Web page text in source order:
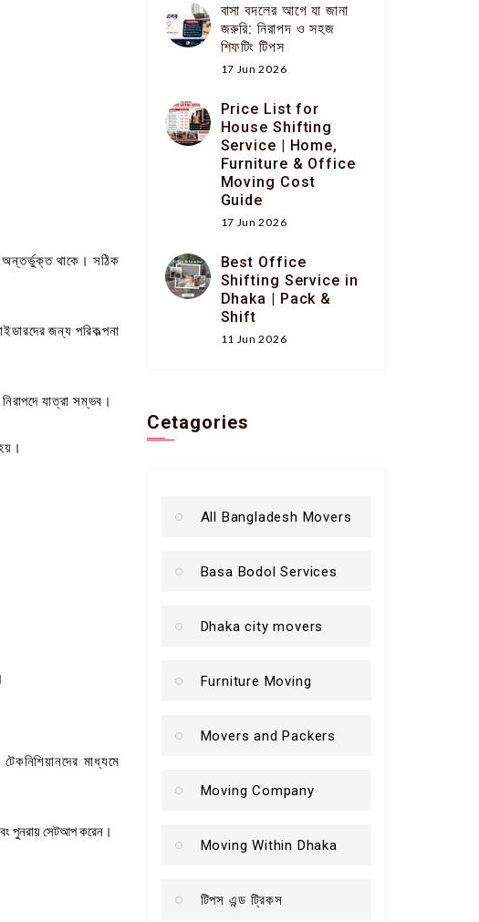
অন্তর্ভুক্ত থাকে। সঠিক
জন্য পরিকল্পনা
যাত্রা সম্ভব।
মাধ্যমে
পুনরায় সেটআপ করেন।
বাসা বদলের আগে যা জানা
জরুরি: নিরাপদ ও সহজ
শিফটিং টিপস
17 Jun 2026
Price List for
House Shifting
Service | Home,
Furniture & Office
Moving Cost
Guide
17 Jun 2026
Best Office
Shifting Service in
Dhaka | Pack &
Shift
11 Jun 2026
Cetagories
All Bangladesh Movers
Basa Bodol Services
Dhaka city movers
Furniture Moving
Movers and Packers
Moving Company
Moving Within Dhaka
টিপস এন্ড ট্রিকস